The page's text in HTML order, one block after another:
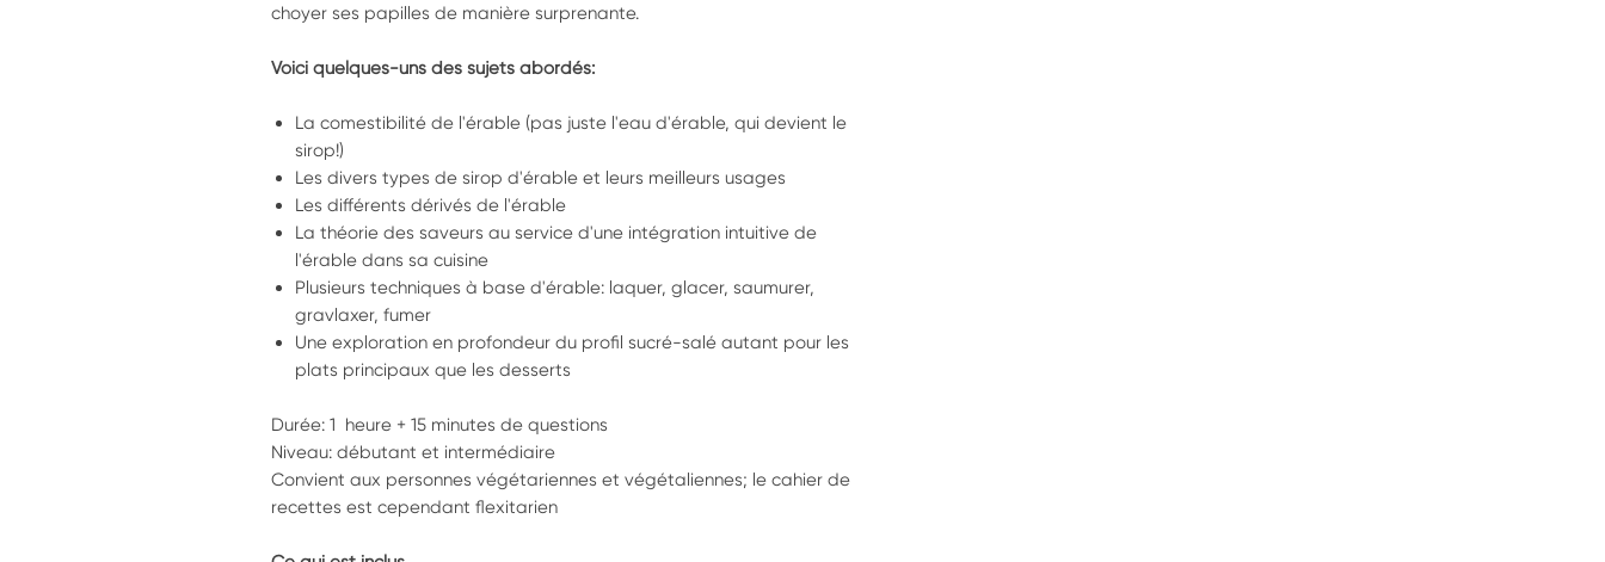
choyer ses papilles de manière surprenante.
Voici quelques-uns des sujets abordés:
La comestibilité de l'érable (pas juste l'eau d'érable, qui devient le
sirop!)
Les divers types de sirop d'érable et leurs meilleurs usages
Les différents dérivés de l'érable
La théorie des saveurs au service d'une intégration intuitive de
l'érable dans sa cuisine
Plusieurs techniques à base d'érable: laquer, glacer, saumurer,
gravlaxer, fumer
Une exploration en profondeur du profil sucré-salé autant pour les
plats principaux que les desserts
Durée: 1 heure + 15 minutes de questions
Niveau: débutant et intermédiaire
Convient aux personnes végétariennes et végétaliennes; le cahier de
recettes est cependant flexitarien